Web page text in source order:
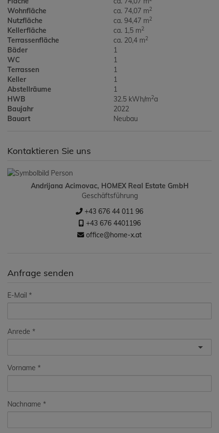
Wohnfläche ca. 74,07 m2
Nutzfläche ca. 94,47 m2
Kellerfläche ca. 1,5 m2
Terrassenfläche ca. 20,4 m2
Bäder
1
WC
1
Terrassen
1
Keller
1
Abstellräume
1
HWB
32.5 kWh/m2a
Baujahr
2022
Bauart
Neubau
Kontaktieren Sie uns
Andrijana Acimovac, HOMEX Real Estate GmbH
Geschäftsführung
+43 676 44 011 96
+43 676 4401196
office@home-x.at
Anfrage senden
E-Mail
Anrede
Vorname
Nachname